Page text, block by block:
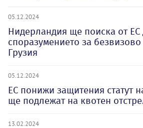
05.12.2024
Нидерландия ще поиска от ЕС
споразумението за безвизово
Грузия
05.12.2024
ЕС понижи защитения статут
ще подлежат на квотен
13.02.2024